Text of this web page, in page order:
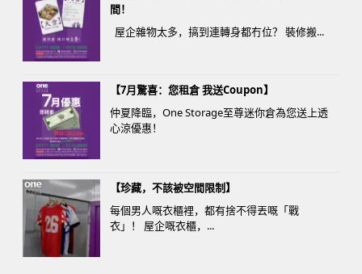
間！
屋企雜物太多，搞到連轉身都冇位？ 裝修搬...
【7月驚喜：您租倉 我送Coupon】
仲夏降臨，One Storage至尊迷你倉為您送上透
心涼優惠！
【珍藏，不該被空間限制】
每個男人嘅衣櫃裡，都有捨不得丟嘅「戰
衣」！ 屋企嘅衣櫃，...